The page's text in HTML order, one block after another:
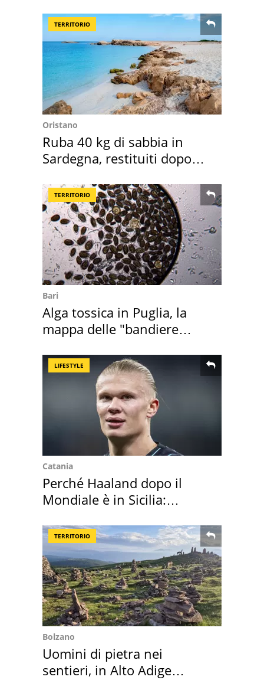
TERRITORIO
Oristano
Ruba 40 kg di sabbia in
Sardegna, restituiti dopo
TERRITORIO
Bari
Alga tossica in Puglia, la
mappa delle "bandiere
LIFESTYLE
Catania
Perché Haaland dopo il
Mondiale è in Sicilia:
TERRITORIO
Bolzano
Uomini di pietra nei
sentieri, in Alto Adige